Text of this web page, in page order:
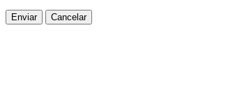
Enviar Cancelar